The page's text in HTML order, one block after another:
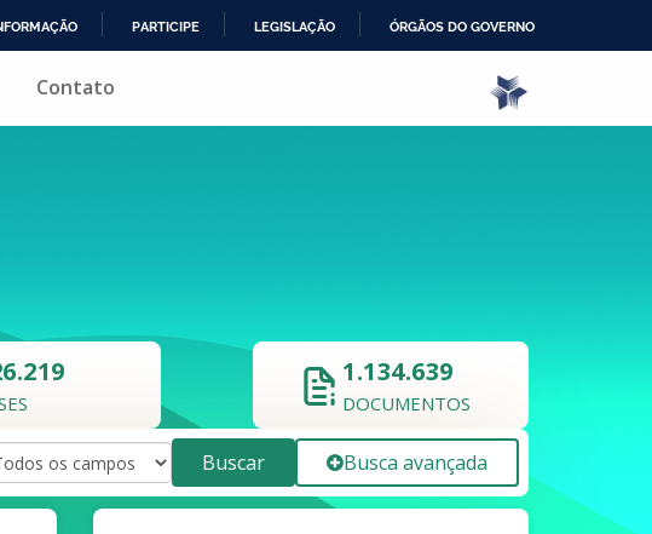
PARTICIPE LEGISLAÇÃO ÓRGÃOS DO GOVERNO
Contato
1.134.639
DOCUMENTOS
Buscar Busca avançada